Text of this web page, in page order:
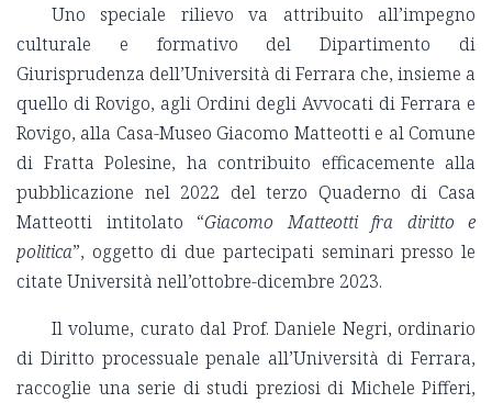
Uno speciale rilievo va attribuito all’impegno
culturale e formativo del Dipartimento di
Giurisprudenza dell’Università di Ferrara che, insieme a
quello di Rovigo, agli Ordini degli Avvocati di Ferrara e
Rovigo, alla Casa-Museo Giacomo Matteotti e al Comune
di Fratta Polesine, ha contribuito efficacemente alla
pubblicazione nel 2022 del terzo Quaderno di Casa
Matteotti intitolato “Giacomo Matteotti fra diritto e
politica”, oggetto di due partecipati seminari presso le
citate Università nell’ottobre-dicembre 2023.
Il volume, curato dal Prof. Daniele Negri, ordinario
di Diritto processuale penale all’Università di Ferrara,
raccoglie una serie di studi preziosi di Michele Pifferi,